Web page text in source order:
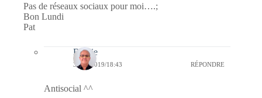
Pas de réseaux sociaux pour moi….;
Bon Lundi
Pat
Bernie
30/12/2019/18:43 RÉPONDRE
Antisocial ^^